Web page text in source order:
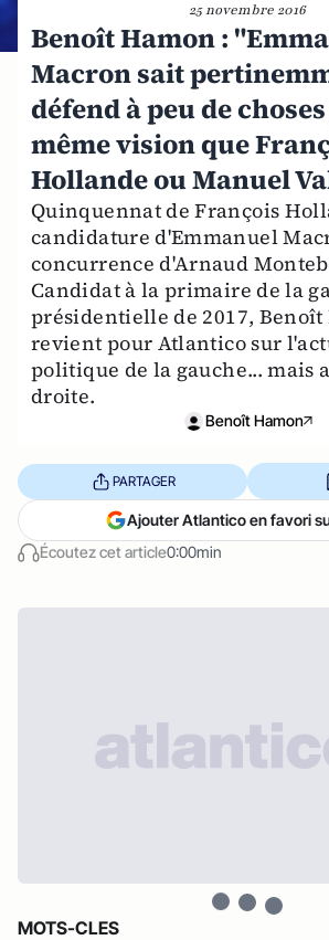
25 novembre 2016
Benoît Hamon :
Macron sait
défend à peu de
même vision que
Hollande ou Manuel
Quinquennat de François
candidature d'Emmanuel
concurrence d'Arnaud
Candidat à la primaire de la
présidentielle de 2017, Benoît
revient pour Atlantico sur
politique de la gauche... mais
droite.
Benoît Hamon
Écoutez cet article0:00min
PARTAGER
Ajouter Atlantico en favori
MOTS-CLES